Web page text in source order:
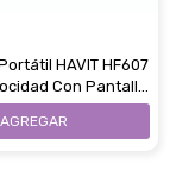
HAVIT HF607
Con Pantalla